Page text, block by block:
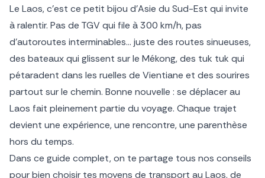
Le Laos, c’est ce petit bijou d’Asie du Sud-Est qui invite
à ralentir. Pas de TGV qui file à 300 km/h, pas
d’autoroutes interminables… juste des routes sinueuses,
des bateaux qui glissent sur le Mékong, des tuk tuk qui
pétaradent dans les ruelles de Vientiane et des sourires
partout sur le chemin. Bonne nouvelle : se déplacer au
Laos fait pleinement partie du voyage. Chaque trajet
devient une expérience, une rencontre, une parenthèse
hors du temps.
Dans ce guide complet, on te partage tous nos conseils
pour bien choisir tes moyens de transport au Laos, de